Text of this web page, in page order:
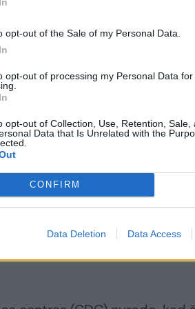
opt-out of the Sale of my Personal Data.
opt-out of processing my Personal Data for
opt-out of Collection, Use, Retention, Sale,
Data that Is Unrelated with the
CONFIRM
Data Deletion Data Access
ir paaiškėjo, kad galūnių
kitos išeities –
galūnių amputacija.
kad L. Barajas būklė
gydymo ir reabilitacijos
„GoFundMe“.
Vibrio vulnificus– reta,
vandenyse ir jūros
sepsį, audinių nekrozę bei